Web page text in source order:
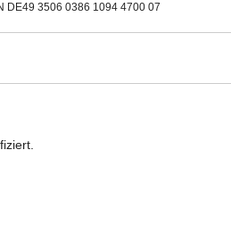
3506 0386 1094 4700 07